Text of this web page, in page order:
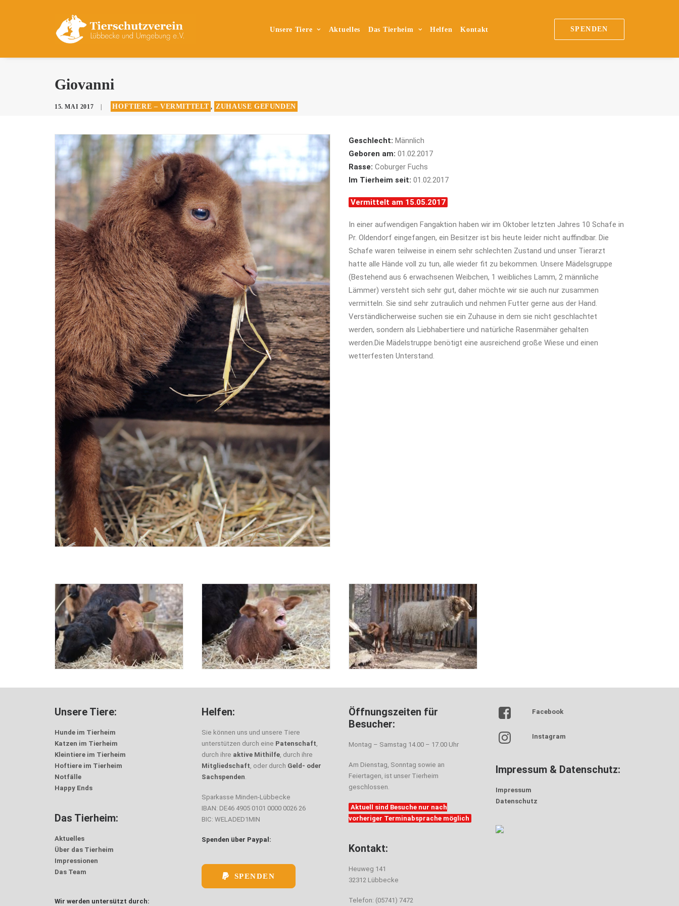
Unsere Tiere Aktuelles Das Tierheim Helfen Kontakt SPENDEN
Giovanni
15. MAI 2017 HOFTIERE – VERMITTELT , ZUHAUSE GEFUNDEN
Geschlecht: Männlich
Geboren am: 01.02.2017
Rasse: Coburger Fuchs
Im Tierheim seit: 01.02.2017
Vermittelt am 15.05.2017
In einer aufwendigen Fangaktion haben wir im Oktober letzten Jahres 10 Schafe in
Pr. Oldendorf eingefangen, ein Besitzer ist bis heute leider nicht auffindbar. Die
Schafe waren teilweise in einem sehr schlechten Zustand und unser Tierarzt
hatte alle Hände voll zu tun, alle wieder fit zu bekommen. Unsere Mädelsgruppe
(Bestehend aus 6 erwachsenen Weibchen, 1 weibliches Lamm, 2 männliche
Lämmer) versteht sich sehr gut, daher möchte wir sie auch nur zusammen
vermitteln. Sie sind sehr zutraulich und nehmen Futter gerne aus der Hand.
Verständlicherweise suchen sie ein Zuhause in dem sie nicht geschlachtet
werden, sondern als Liebhabertiere und natürliche Rasenmäher gehalten
werden.Die Mädelstruppe benötigt eine ausreichend große Wiese und einen
wetterfesten Unterstand.
Unsere Tiere:
Hunde im Tierheim
Katzen im Tierheim
Kleintiere im Tierheim
Hoftiere im Tierheim
Notfälle
Happy Ends
Das Tierheim:
Aktuelles
Über das Tierheim
Impressionen
Das Team
Wir werden untersützt durch:
Helfen:
Sie können uns und unsere Tiere
unterstützen durch eine Patenschaft,
durch ihre aktive Mithilfe, durch ihre
Mitgliedschaft, oder durch Geld- oder
Sachspenden.
Sparkasse Minden-Lübbecke
IBAN: DE46 4905 0101 0000 0026 26
BIC: WELADED1MIN
Spenden über Paypal:
SPENDEN
Öffnungszeiten für
Besucher:
Montag – Samstag 14.00 – 17.00 Uhr
Am Dienstag, Sonntag sowie an
Feiertagen, ist unser Tierheim
geschlossen.
Aktuell sind Besuche nur nach
vorheriger Terminabsprache möglich
Kontakt:
Heuweg 141
32312 Lübbecke
Telefon: (05741) 7472
Facebook
Instagram
Impressum & Datenschutz:
Impressum
Datenschutz